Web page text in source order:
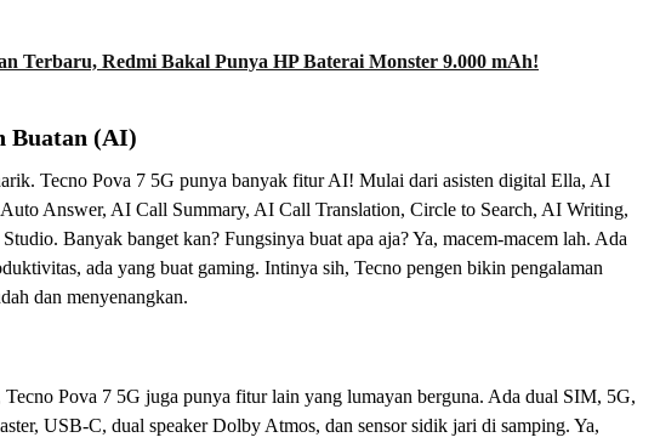
Terbaru, Redmi Bakal Punya HP Baterai Monster 9.000 mAh!
Buatan (AI)
Tecno Pova 7 5G punya banyak fitur AI! Mulai dari asisten digital Ella, AI
Answer, AI Call Summary, AI Call Translation, Circle to Search, AI Writing,
Banyak banget kan? Fungsinya buat apa aja? Ya, macem-macem lah. Ada
ada yang buat gaming. Intinya sih, Tecno pengen bikin pengalaman
dan menyenangkan.
Pova 7 5G juga punya fitur lain yang lumayan berguna. Ada dual SIM, 5G,
USB-C, dual speaker Dolby Atmos, dan sensor sidik jari di samping. Ya,